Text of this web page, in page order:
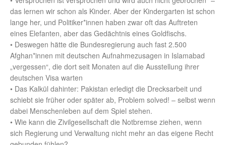
das lernen wir schon als Kinder. Aber der Kindergarten ist schon
lange her, und Politiker*innen haben zwar oft das Auftreten
eines Elefanten, aber das Gedächtnis eines Goldfischs.
• Deswegen hätte die Bundesregierung auch fast 2.500
Afghan*innen mit deutschen Aufnahmezusagen in Islamabad
„vergessen“, die dort seit Monaten auf die Ausstellung ihrer
deutschen Visa warten
• Das Kalkül dahinter: Pakistan erledigt die Drecksarbeit und
schiebt sie früher oder später ab, Problem solved! – selbst wenn
dabei Menschenleben auf dem Spiel stehen.
• Wie kann die Zivilgesellschaft die Notbremse ziehen, wenn
sich Regierung und Verwaltung nicht mehr an das eigene Recht